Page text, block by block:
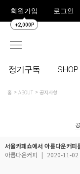
회원가입
+2,000P
로그인
정기구독 SHOP
홈 ABOUT 공지사항
서울카페쇼에서 아름다운커피
아름다운커피
| 2020-11-02